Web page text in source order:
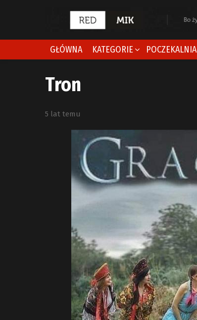
GŁÓWNA KATEGORIE POCZEKALNIA
Tron
5 lat temu